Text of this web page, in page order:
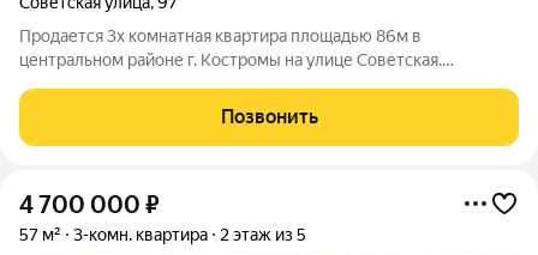
Продается 3х комнатная квартира площадью 86м в
центральном районе г. Костромы на улице Советская.
постройки: 2000 г. Ремонт: Евроремонт Планировка: 3
изолированных комнаты Балкон: 1 Окна: Вид на улицу
Позвонить
4 700 000 ₽
57 м² 3-комн. квартира 2 этаж из 5